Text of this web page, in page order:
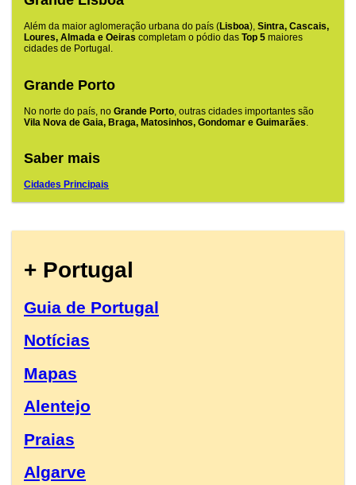
Além da maior aglomeração urbana do país (Lisboa), Sintra, Cascais,
Loures, Almada e Oeiras completam o pódio das Top 5 maiores
cidades de Portugal.
Grande Porto
No norte do país, no Grande Porto , outras cidades importantes são
Vila Nova de Gaia, Braga, Matosinhos, Gondomar e Guimarães
Saber mais
Cidades Principais
+ Portugal
Guia de Portugal
Notícias
Mapas
Alentejo
Praias
Algarve